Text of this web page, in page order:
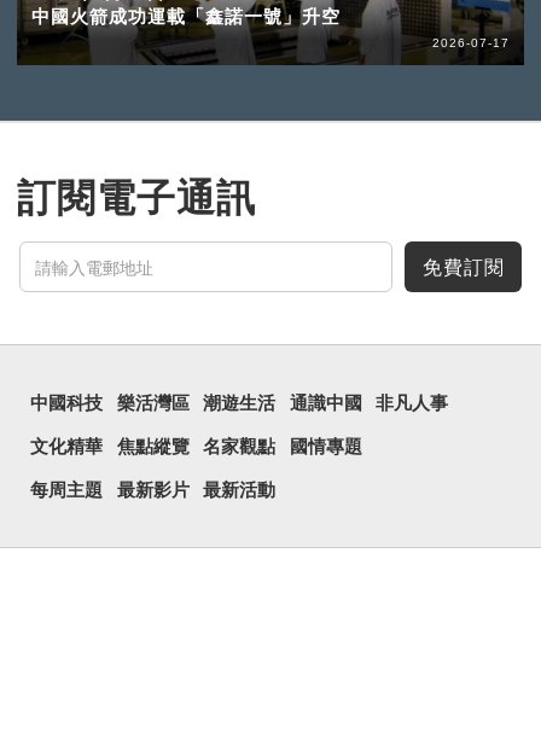
中國火箭成功運載「鑫諾一號」升空
2026-07-17
訂閱電子通訊
免費訂閱
中國科技 樂活灣區 潮遊生活 通識中國 非凡人事
文化精華 焦點縱覽 名家觀點 國情專題
每周主題 最新影片 最新活動